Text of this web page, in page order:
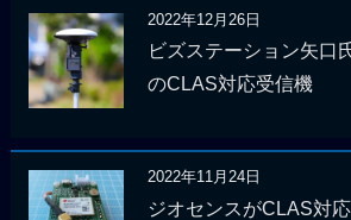
2022年12月26日
ビズステーション矢口
のCLAS対応受信機
2022年11月24日
ジオセンスがCLAS対